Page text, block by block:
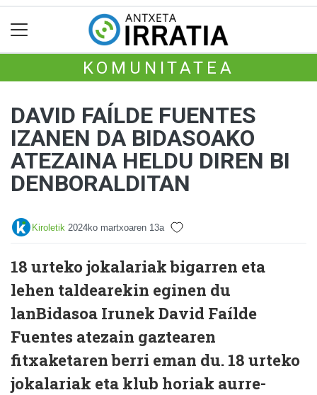
KOMUNITATEA
DAVID FAÍLDE FUENTES
IZANEN DA BIDASOAKO
ATEZAINA HELDU DIREN BI
DENBORALDITAN
Kiroletik 2024ko martxoaren 13a
18 urteko jokalariak bigarren eta
lehen taldearekin eginen du
lanBidasoa Irunek David Faílde
Fuentes atezain gaztearen
fitxaketaren berri eman du. 18 urteko
jokalariak eta klub horiak aurre-